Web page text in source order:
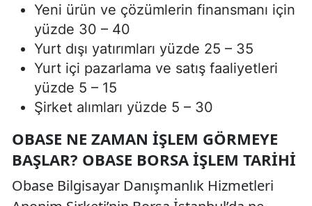
Yeni ürün ve çözümlerin finansmanı için
yüzde 30 – 40
Yurt dışı yatırımları yüzde 25 – 35
Yurt içi pazarlama ve satış faaliyetleri
yüzde 5 – 15
Şirket alımları yüzde 5 – 30
OBASE NE ZAMAN İŞLEM GÖRMEYE
BAŞLAR? OBASE BORSA İŞLEM TARIHI
Obase Bilgisayar Danışmanlık Hizmetleri